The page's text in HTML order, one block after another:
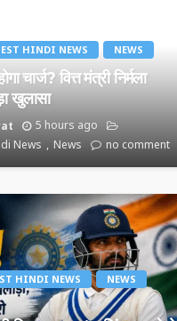
HINDI NEWS NEWS
चार्ज? वित्त मंत्री निर्मला
खुलासा
5 hours ago
News News no comment
HINDI NEWS
NEWS